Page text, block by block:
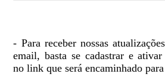
- Para receber nossas
email, basta se cadastrar e
no link que será encaminhado